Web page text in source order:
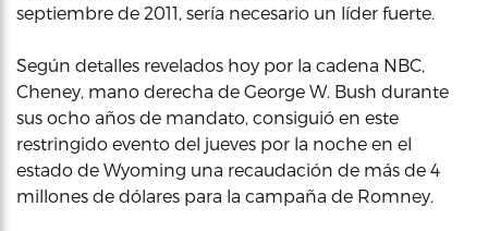
septiembre de 2011, sería necesario un líder fuerte.
Según detalles revelados hoy por la cadena NBC,
Cheney, mano derecha de George W. Bush durante
sus ocho años de mandato, consiguió en este
restringido evento del jueves por la noche en el
estado de Wyoming una recaudación de más de 4
millones de dólares para la campaña de Romney.